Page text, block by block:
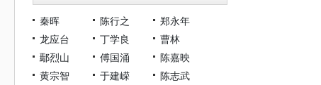
秦晖 陈行之
郑永年
龙应台
丁学良
曹林
鄢烈山
傅国涌
陈嘉映
黄宗智
于建嵘
陈志武